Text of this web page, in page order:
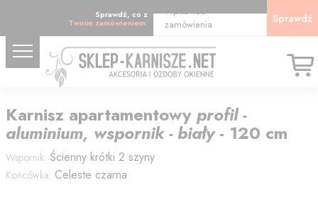
Sprawdź, co z
Twoim zamówieniem:
Wpisz kod
zamówienia
Sprawdź
Karnisz apartamentowy profil -
aluminium, wspornik - biały- 120 cm
Wspornik: Ścienny krótki 2 szyny
Końcówka: Celeste czarna